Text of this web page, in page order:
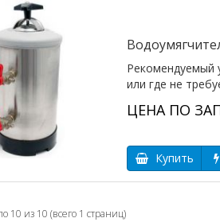
Рекомендуемый
или где не
ЦЕНА ПО
Купить
10 из 10 (всего 1 страниц)